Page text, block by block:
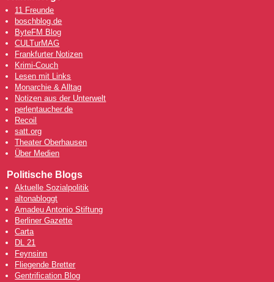
11 Freunde
boschblog.de
ByteFM Blog
CULTurMAG
Frankfurter Notizen
Krimi-Couch
Lesen mit Links
Monarchie & Alltag
Notizen aus der Unterwelt
perlentaucher.de
Recoil
satt.org
Theater Oberhausen
Über Medien
Politische Blogs
Aktuelle Sozialpolitik
altonabloggt
Amadeu Antonio Stiftung
Berliner Gazette
Carta
DL 21
Feynsinn
Fliegende Bretter
Gentrification Blog